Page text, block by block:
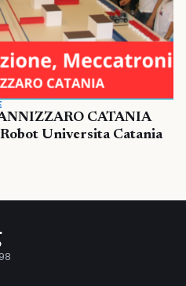
CATANIA
Universita Catania